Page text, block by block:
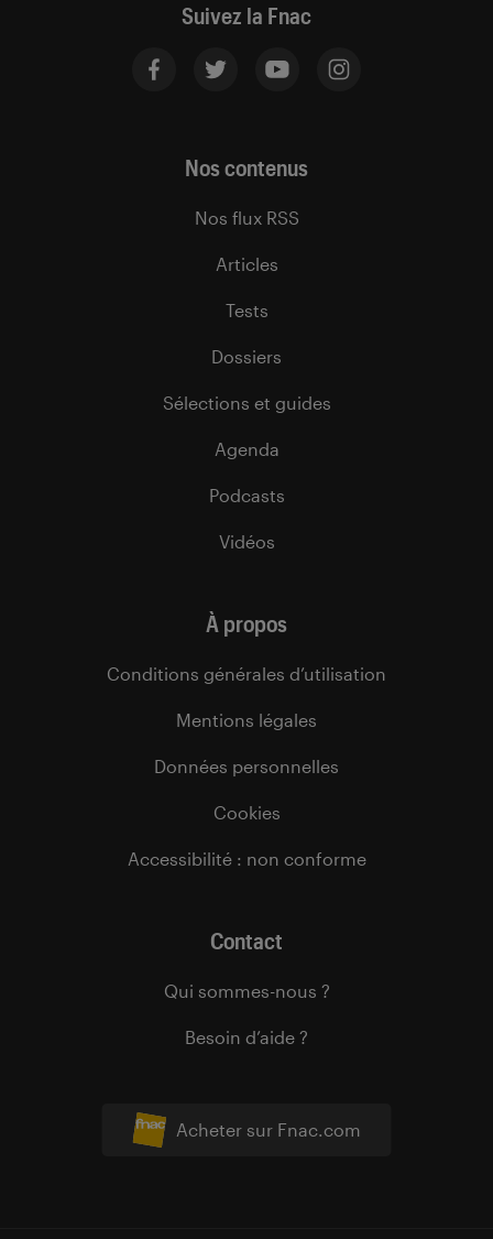
Suivez la Fnac
Acheter sur Fnac.com
Nos contenus
Nos flux RSS
Articles
Tests
Dossiers
Sélections et guides
Agenda
Podcasts
Vidéos
À propos
Conditions générales d’utilisation
Mentions légales
Données personnelles
Cookies
Accessibilité : non conforme
Contact
Qui sommes-nous ?
Besoin d’aide ?